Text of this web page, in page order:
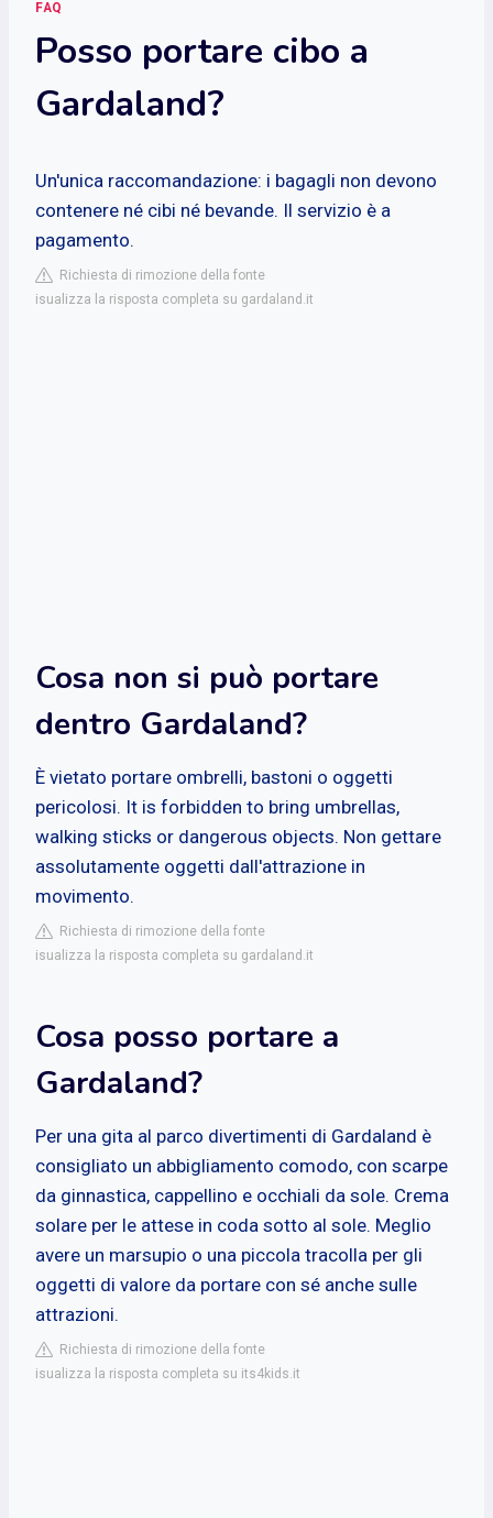
FAQ
Posso portare cibo a
Gardaland?
Un'unica raccomandazione: i bagagli non devono
contenere né cibi né bevande. Il servizio è a
pagamento.
Richiesta di rimozione della fonte
isualizza la risposta completa su gardaland.it
Cosa non si può portare
dentro Gardaland?
È vietato portare ombrelli, bastoni o oggetti
pericolosi. It is forbidden to bring umbrellas,
walking sticks or dangerous objects. Non gettare
assolutamente oggetti dall'attrazione in
movimento.
Richiesta di rimozione della fonte
isualizza la risposta completa su gardaland.it
Cosa posso portare a
Gardaland?
Per una gita al parco divertimenti di Gardaland è
consigliato un abbigliamento comodo, con scarpe
da ginnastica, cappellino e occhiali da sole. Crema
solare per le attese in coda sotto al sole. Meglio
avere un marsupio o una piccola tracolla per gli
oggetti di valore da portare con sé anche sulle
attrazioni.
Richiesta di rimozione della fonte
isualizza la risposta completa su its4kids.it